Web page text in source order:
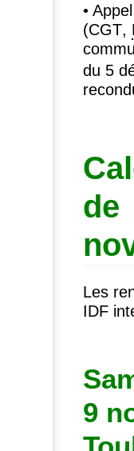
•
(CGT,
du 5
de
Les
IDF
9